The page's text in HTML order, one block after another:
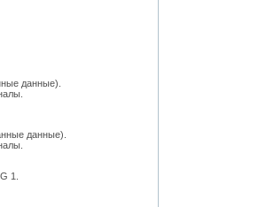
данные).
данные).
1.